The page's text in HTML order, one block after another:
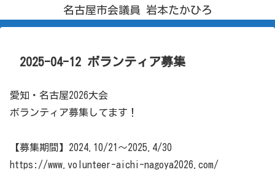
名古屋市会議員 岩本たかひろ
2025-04-12 ボランティア募集
愛知・名古屋2026大会
ボランティア募集してます！
【募集期間】2024.10/21〜2025.4/30
https://www.volunteer-aichi-nagoya2026.com/